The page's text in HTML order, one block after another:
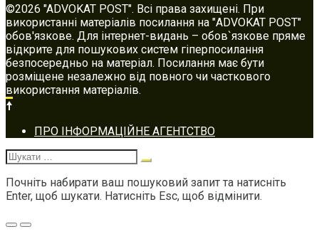
©2026 "ADVOKAT POST". Всі права захищені. При
використанні матеріалів посилання на "ADVOKAT POST"
обов'язкове. Для інтернет-видань – обов`язкове пряме
відкрите для пошукових систем гіперпосилання
безпосередньо на матеріал. Посилання має бути
розміщене незалежно від повного чи часткового
використання матеріалів.
Footer
navigation
ПРО ІНФОРМАЦІЙНЕ АГЕНТСТВО
Шукати:
Почніть набирати ваш пошуковий запит та натисніть
Enter, щоб шукати. Натисніть Esc, щоб відмінити.
Меню